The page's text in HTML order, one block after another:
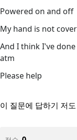
Powered on and off
My hand is not
And I think I've
atm
Please help
이 질문에 답하기 저